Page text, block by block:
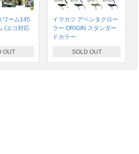
ワーム145
(エコ対応
OUT
イマカツ アベンタクロー
ラー ORIGIN スタンダー
ドカラー
SOLD OUT